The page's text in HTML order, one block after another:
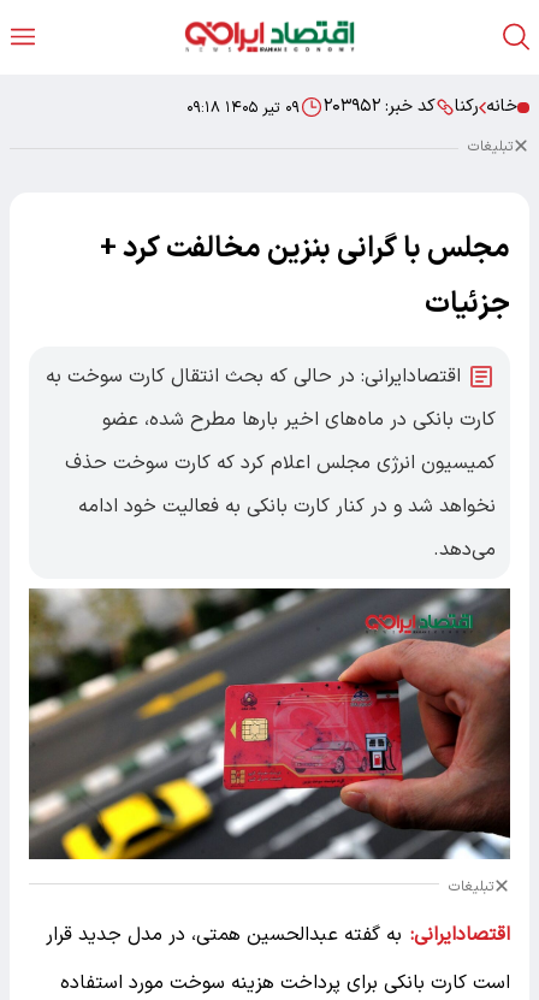
خانه رکنا کد خبر: ۲۰۳۹۵۲ ۰۹ تیر ۱۴۰۵ ۰۹:۱۸
تبلیغات
مجلس با گرانی بنزین مخالفت کرد +
جزئیات
اقتصادایرانی: در حالی که بحث انتقال کارت سوخت به
کارت بانکی در ماه‌های اخیر بارها مطرح شده، عضو
کمیسیون انرژی مجلس اعلام کرد که کارت سوخت حذف
نخواهد شد و در کنار کارت بانکی به فعالیت خود ادامه
می‌دهد.
تبلیغات
اقتصادایرانی: به گفته عبدالحسین همتی، در مدل جدید قرار
است کارت بانکی برای پرداخت هزینه سوخت مورد استفاده